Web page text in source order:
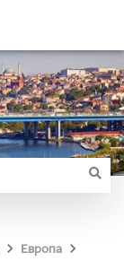
Европа